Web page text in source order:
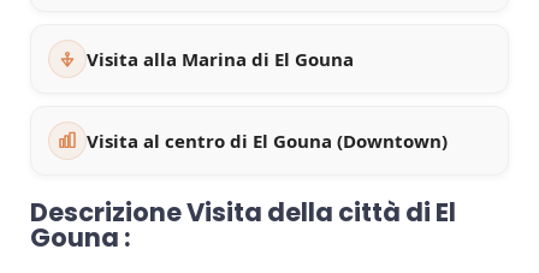
Visita alla Marina di El Gouna
Visita al centro di El Gouna (Downtown)
Descrizione Visita della città di El
Gouna :